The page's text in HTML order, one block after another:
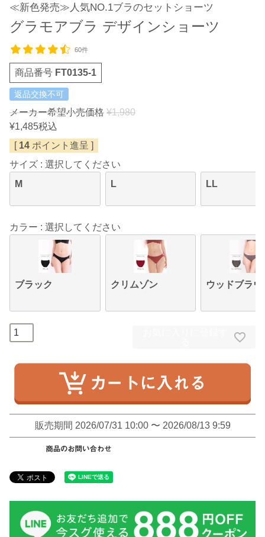
≪新色発売≫人気NO.1ブラのセットショーツ
グラモアブラ デザインショーツ
60件
商品番号 FT0135-1
返品交換不可
メーカー希望小売価格 ¥1,980
¥1,485税込
[ 14 ポイント進呈 ]
サイズ
選択してください
M
L LL
カラー 選択してください
ブラック クリムゾン ウッドブラウ
販売期間 2026/07/31 10:00 〜 2026/08/13 9:59